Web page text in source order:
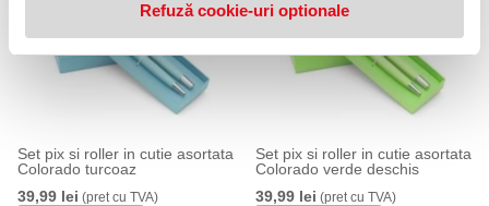
Refuză cookie-uri optionale
Set pix si roller in cutie asortata
Colorado turcoaz
39,99 lei (pret cu TVA)
Set pix si roller in cutie asortata
Colorado verde deschis
39,99 lei (pret cu TVA)